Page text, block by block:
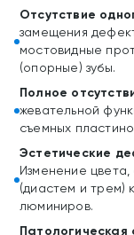
Отсутствие
замещения
мостовидные
(опорные) зубы.
Полное
жевательной
съемных
Эстетические
Изменение
(диастем и трем)
люминиров.
Патологическая